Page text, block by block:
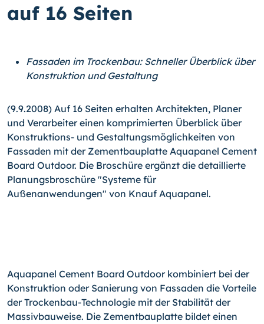
auf 16 Seiten
Fassaden im Trockenbau: Schneller Überblick über
Konstruktion und Gestaltung
(9.9.2008) Auf 16 Seiten erhalten Architekten, Planer
und Verarbeiter einen komprimierten Überblick über
Konstruktions- und Gestaltungsmöglichkeiten von
Fassaden mit der Zementbauplatte Aquapanel Cement
Board Outdoor. Die Broschüre ergänzt die detaillierte
Planungsbroschüre "Systeme für
Außenanwendungen" von Knauf Aquapanel.
Aquapanel Cement Board Outdoor kombiniert bei der
Konstruktion oder Sanierung von Fassaden die Vorteile
der Trockenbau-Technologie mit der Stabilität der
Massivbauweise. Die Zementbauplatte bildet einen